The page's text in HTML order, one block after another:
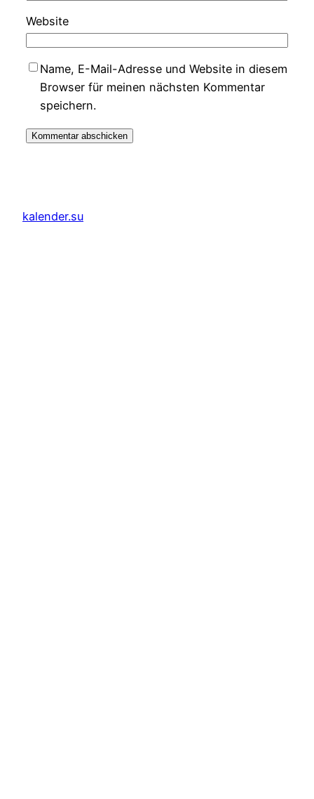
Website
Name, E-Mail-Adresse und Website in diesem
Browser für meinen nächsten Kommentar
speichern.
kalender.su